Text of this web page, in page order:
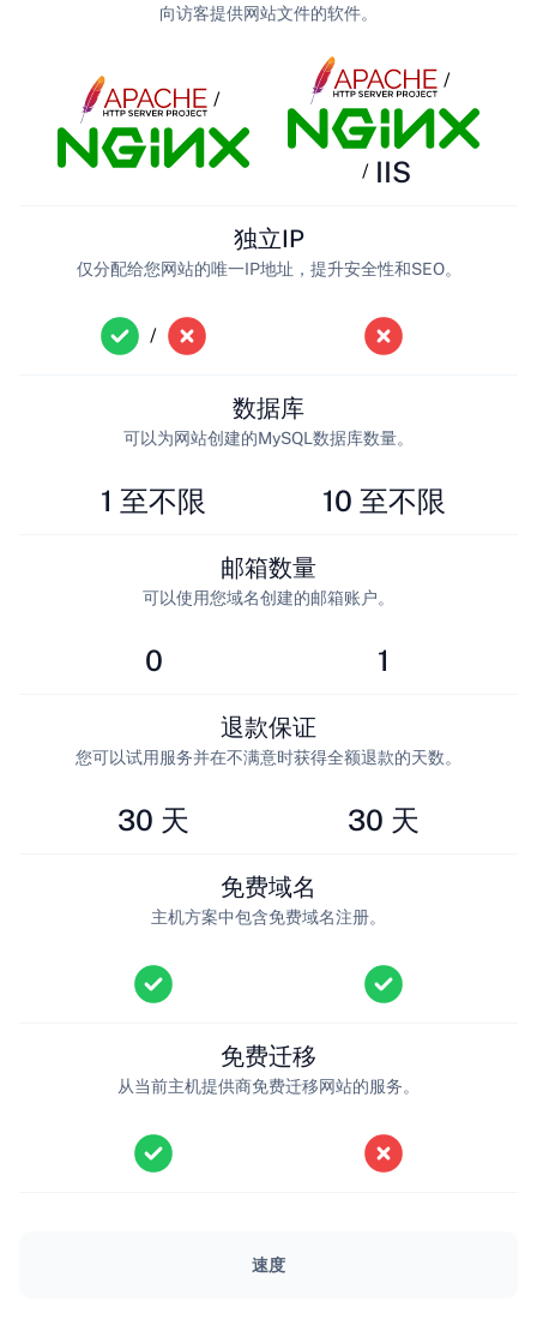
/
向访客提供网站文件的软件。
/
/ IIS
/
独立IP
仅分配给您网站的唯一IP地址，提升安全性和SEO。
1 至不限
数据库
可以为网站创建的MySQL数据库数量。
10 至不限
0
邮箱数量
可以使用您域名创建的邮箱账户。
1
30 天
退款保证
您可以试用服务并在不满意时获得全额退款的天数。
30 天
免费域名
主机方案中包含免费域名注册。
免费迁移
从当前主机提供商免费迁移网站的服务。
速度